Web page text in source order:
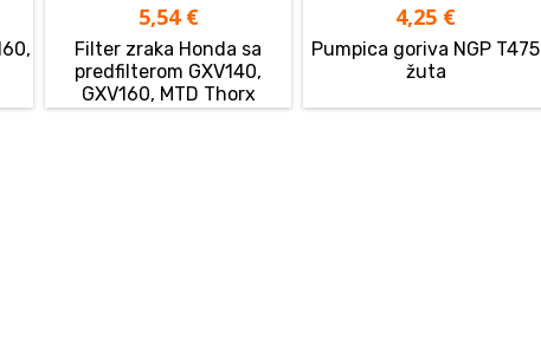
5,54 €
Filter zraka Honda sa
predfilterom GXV140,
GXV160, MTD Thorx
4,25 €
Pumpica goriva NGP T475
žuta